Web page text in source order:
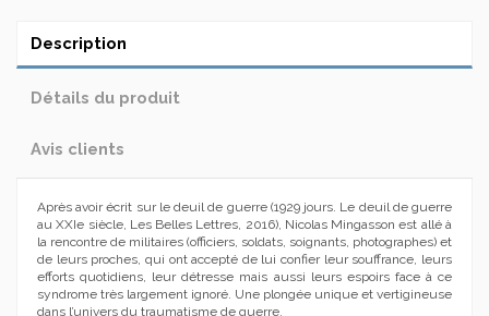
Description
Détails du produit
Avis clients
Après avoir écrit sur le deuil de guerre (1929 jours. Le deuil de guerre
au XXIe siècle, Les Belles Lettres, 2016), Nicolas Mingasson est allé à
la rencontre de militaires (officiers, soldats, soignants, photographes) et
de leurs proches, qui ont accepté de lui confier leur souffrance, leurs
efforts quotidiens, leur détresse mais aussi leurs espoirs face à ce
syndrome très largement ignoré. Une plongée unique et vertigineuse
dans l’univers du traumatisme de guerre.